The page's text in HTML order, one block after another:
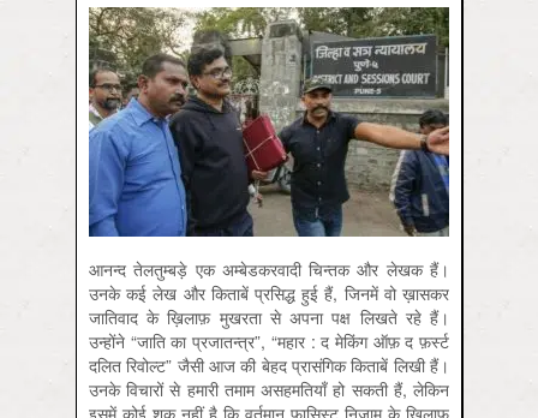
आनन्द तेलतुम्बड़े एक अम्बेडकरवादी चिन्तक और लेखक हैं।
उनके कई लेख और किताबें प्रसिद्ध हुई हैं, जिनमें वो ख़ासकर
जातिवाद के ख़िलाफ़ मुखरता से अपना पक्ष लिखते रहे हैं।
उन्होंने “जाति का प्रजातन्त्र”, “महार : द मेकिंग ऑफ़ द फ़र्स्ट
दलित रिवोल्ट” जैसी आज की बेहद प्रासंगिक किताबें लिखी हैं।
उनके विचारों से हमारी तमाम असहमतियाँ हो सकती हैं, लेकिन